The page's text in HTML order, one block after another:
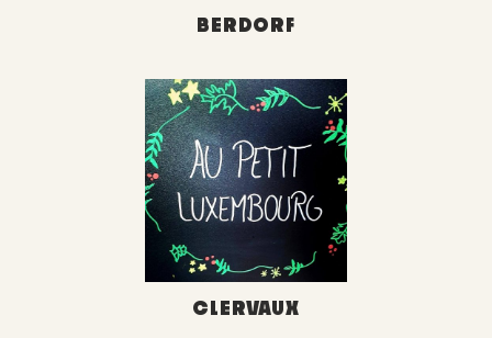
BERDORF
CLERVAUX